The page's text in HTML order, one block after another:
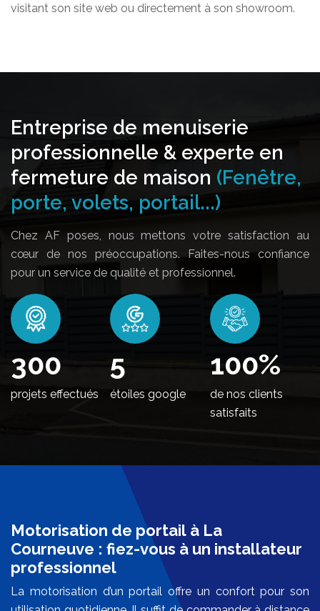
visitant son site web ou directement à son showroom.
Entreprise de menuiserie
professionnelle & experte en
fermeture de maison (Fenêtre,
porte, volets, portail...)
Chez AF poses, nous mettons votre satisfaction au
cœur de nos préoccupations. Faites-nous confiance
pour un service de qualité et professionnel.
368
projets effectués
5
étoiles google
100%
de nos clients
satisfaits
Motorisation de portail à La
Courneuve : fiez-vous à un installateur
professionnel
La motorisation d’un portail offre un confort pour son